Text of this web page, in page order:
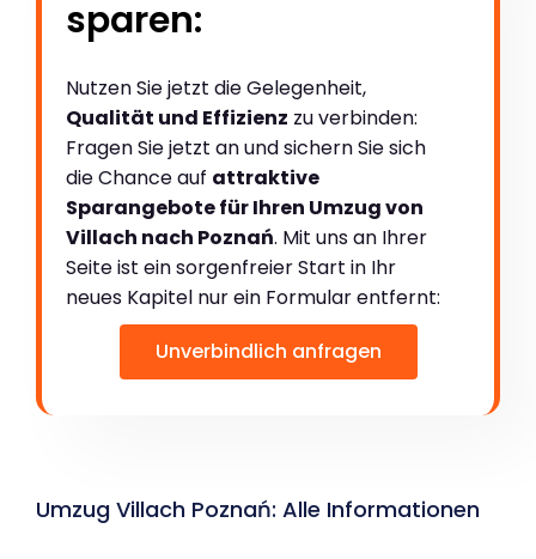
sparen:
Nutzen Sie jetzt die Gelegenheit,
Qualität und Effizienz zu verbinden:
Fragen Sie jetzt an und sichern Sie sich
die Chance auf attraktive
Sparangebote für Ihren Umzug von
Villach nach Poznań. Mit uns an Ihrer
Seite ist ein sorgenfreier Start in Ihr
neues Kapitel nur ein Formular entfernt:
Unverbindlich anfragen
Umzug Villach Poznań: Alle Informationen